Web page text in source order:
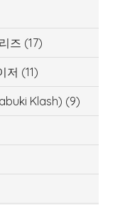
즈 (17)
저 (11)
Klash) (9)